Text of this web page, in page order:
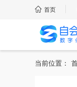
首页
当前位置：